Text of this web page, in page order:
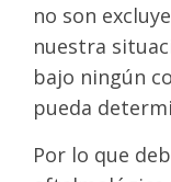
no son
nuestra
bajo ningún
pueda
Por lo que